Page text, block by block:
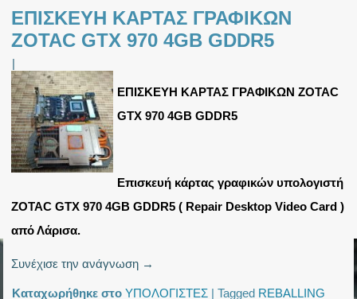
ΕΠΙΣΚΕΥΗ ΚΑΡΤΑΣ ΓΡΑΦΙΚΩΝ
ZOTAC GTX 970 4GB GDDR5
|
ΕΠΙΣΚΕΥΗ ΚΑΡΤΑΣ ΓΡΑΦΙΚΩΝ ZOTAC
GTX 970 4GB GDDR5
Επισκευή κάρτας γραφικών υπολογιστή
ZOTAC GTX 970 4GB GDDR5 ( Repair Desktop Video Card )
από Λάρισα.
Συνέχισε την ανάγνωση →
Καταχωρήθηκε στο ΥΠΟΛΟΓΙΣΤΕΣ |Tagged REBALLING